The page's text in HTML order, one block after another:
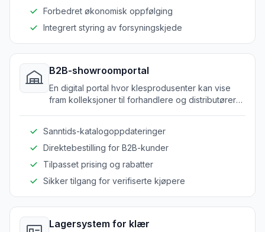
Forbedret økonomisk oppfølging
Integrert styring av forsyningskjede
B2B-showroomportal
En digital portal hvor klesprodusenter kan vise
fram kolleksjoner til forhandlere og distributører
Sanntids-katalogoppdateringer
Direktebestilling for B2B-kunder
Tilpasset prising og rabatter
Sikker tilgang for verifiserte kjøpere
Lagersystem for klær